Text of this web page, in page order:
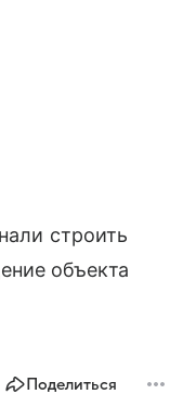
строить
объекта
Поделиться